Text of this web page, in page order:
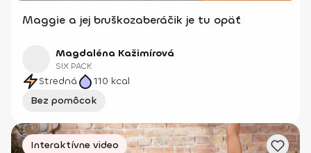
Maggie a jej bruškozaberáčik je tu opäť
Magdaléna Kažimírová
SIX PACK
Stredná 110 kcal
Bez pomôcok
Interaktívne video